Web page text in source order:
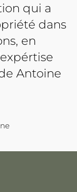
qui a
dans
en
Antoine